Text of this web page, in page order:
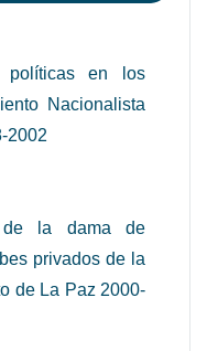
políticas en los
Nacionalista
2002
de la dama de
privados de la
de La Paz 2000-